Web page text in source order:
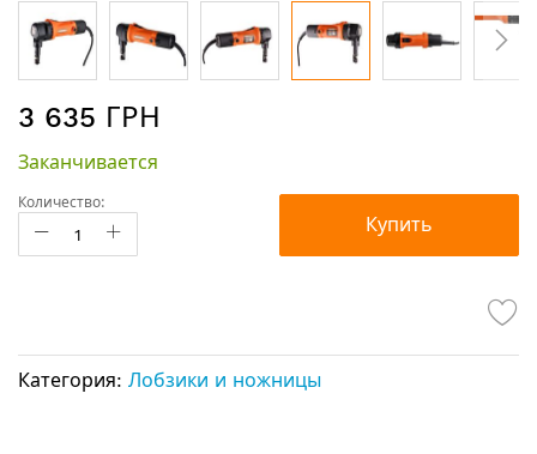
к
галереи
изображений
3 635 ГРН
Заканчивается
Количество:
Купить
Категория: Лобзики и ножницы